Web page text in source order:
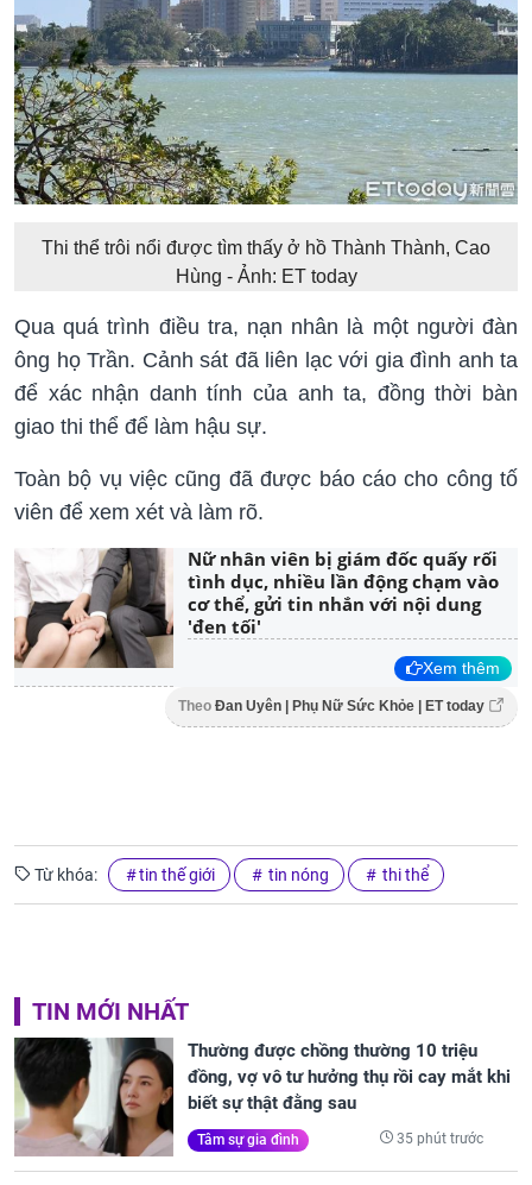
Thi thể trôi nổi được tìm thấy ở hồ Thành Thành, Cao
Hùng - Ảnh: ET today
Qua quá trình điều tra, nạn nhân là một người đàn
ông họ Trần. Cảnh sát đã liên lạc với gia đình anh ta
để xác nhận danh tính của anh ta, đồng thời bàn
giao thi thể để làm hậu sự.
Toàn bộ vụ việc cũng đã được báo cáo cho công tố
viên để xem xét và làm rõ.
Nữ nhân viên bị giám đốc quấy rối
tình dục, nhiều lần động chạm vào
cơ thể, gửi tin nhắn với nội dung
'đen tối'
Xem thêm
Theo Đan Uyên | Phụ Nữ Sức Khỏe | ET today
Từ khóa: tin thế giới tin nóng thi thể
TIN MỚI NHẤT
Thường được chồng thường 10 triệu
đồng, vợ vô tư hưởng thụ rồi cay mắt khi
biết sự thật đằng sau
Tâm sự gia đình 35 phút trước